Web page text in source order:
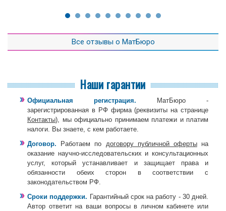
Все отзывы о МатБюро
Наши гарантии
Официальная регистрация. МатБюро -
зарегистрированная в РФ фирма (реквизиты на странице
Контакты), мы официально принимаем платежи и платим
налоги. Вы знаете, с кем работаете.
Договор. Работаем по договору публичной офертына
оказание научно-исследовательских и консультационных
услуг, который устанавливает и защищает права и
обязанности обеих сторон в соответствии с
законодательством РФ.
Сроки поддержки. Гарантийный срок на работу - 30 дней.
Автор ответит на ваши вопросы в личном кабинете или